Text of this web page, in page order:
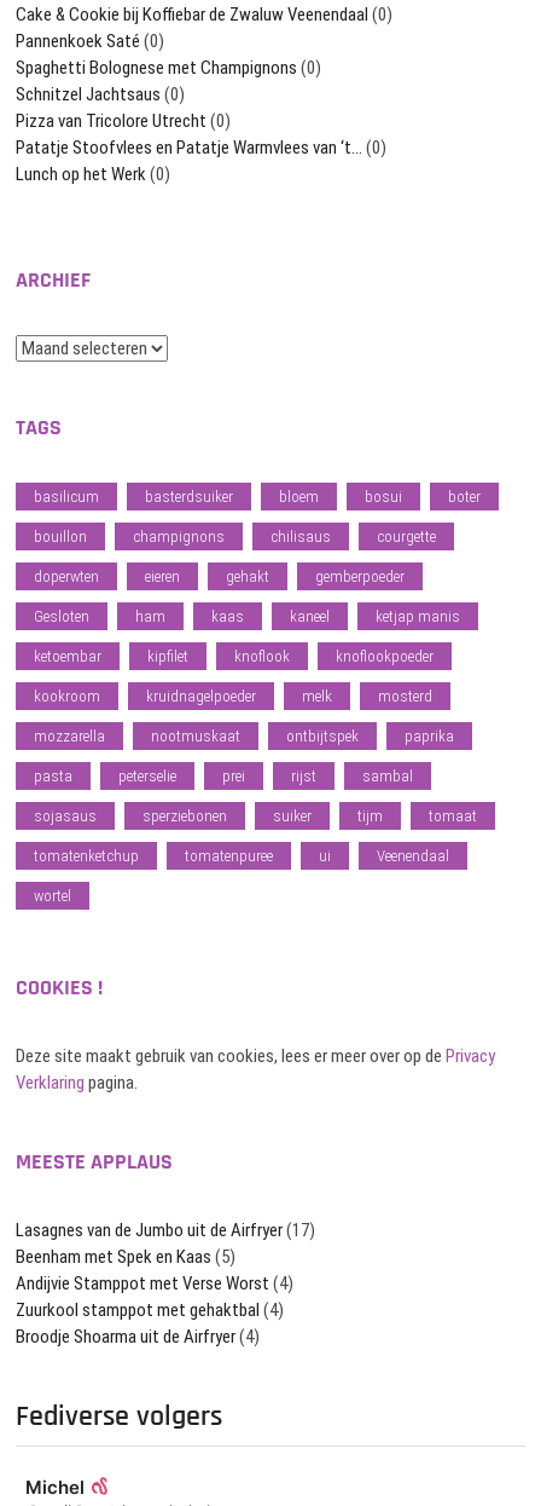
Cake & Cookie bij Koffiebar de Zwaluw Veenendaal (0)
Pannenkoek Saté (0)
Spaghetti Bolognese met Champignons (0)
Schnitzel Jachtsaus (0)
Pizza van Tricolore Utrecht (0)
Patatje Stoofvlees en Patatje Warmvlees van ‘t…
(0)
Lunch op het Werk (0)
ARCHIEF
Archief
TAGS
basilicum basterdsuiker bloem bosui boter
bouillon champignons chilisaus courgette
doperwten eieren gehakt gemberpoeder
Gesloten ham kaas kaneel ketjap manis
ketoembar kipfilet knoflook knoflookpoeder
kookroom kruidnagelpoeder melk mosterd
mozzarella nootmuskaat ontbijtspek paprika
pasta peterselie prei rijst sambal
sojasaus sperziebonen suiker tijm tomaat
tomatenketchup tomatenpuree ui Veenendaal
wortel
COOKIES !
Deze site maakt gebruik van cookies, lees er meer over op dePrivacy
Verklaring pagina.
MEESTE APPLAUS
Lasagnes van de Jumbo uit de Airfryer(17)
Beenham met Spek en Kaas (5)
Andijvie Stamppot met Verse Worst (4)
Zuurkool stamppot met gehaktbal (4)
Broodje Shoarma uit de Airfryer(4)
Fediverse volgers
Michel